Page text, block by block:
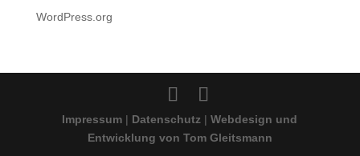
WordPress.org
Impressum | Datenschutz |Webdesign und
Entwicklung von Tom Gleitsmann